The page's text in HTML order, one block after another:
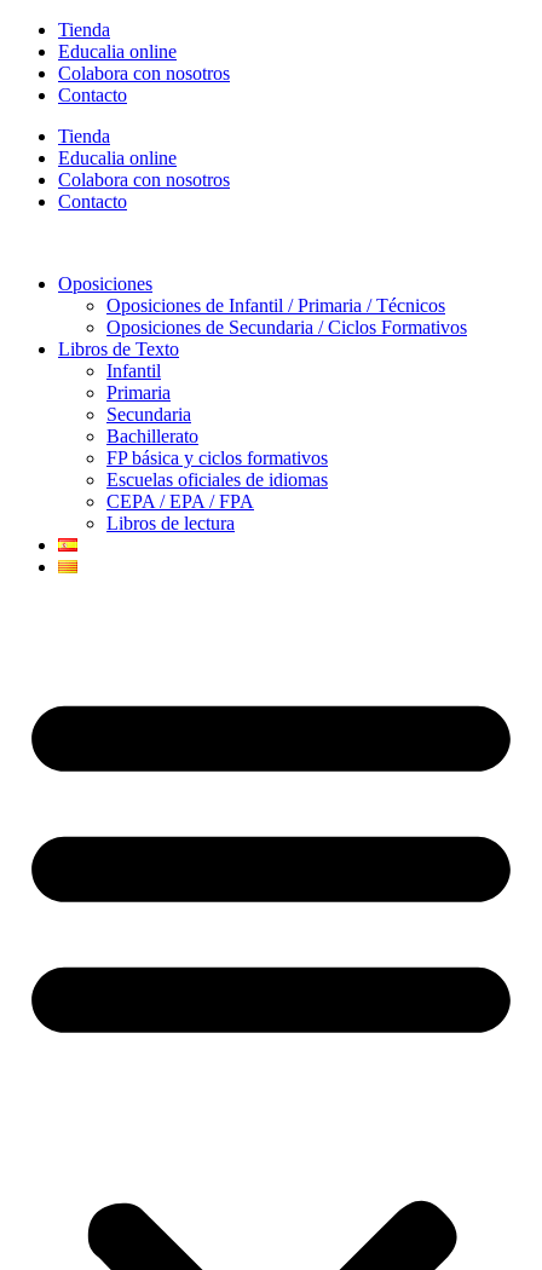
contenido
Tienda
Educalia online
Colabora con nosotros
Contacto
Tienda
Educalia online
Colabora con nosotros
Contacto
Oposiciones
Oposiciones de Infantil / Primaria / Técnicos
Oposiciones de Secundaria / Ciclos Formativos
Libros de Texto
Infantil
Primaria
Secundaria
Bachillerato
FP básica y ciclos formativos
Escuelas oficiales de idiomas
CEPA / EPA / FPA
Libros de lectura